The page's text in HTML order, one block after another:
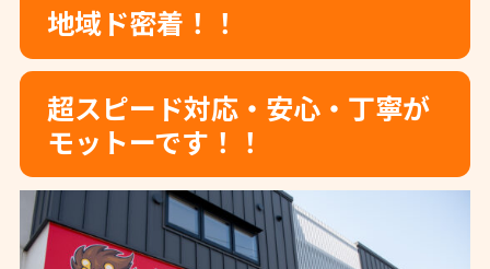
地域ド密着！！
超スピード対応・安心・ 丁寧が
モットーです！！